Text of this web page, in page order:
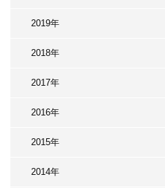
2019年
2018年
2017年
2016年
2015年
2014年